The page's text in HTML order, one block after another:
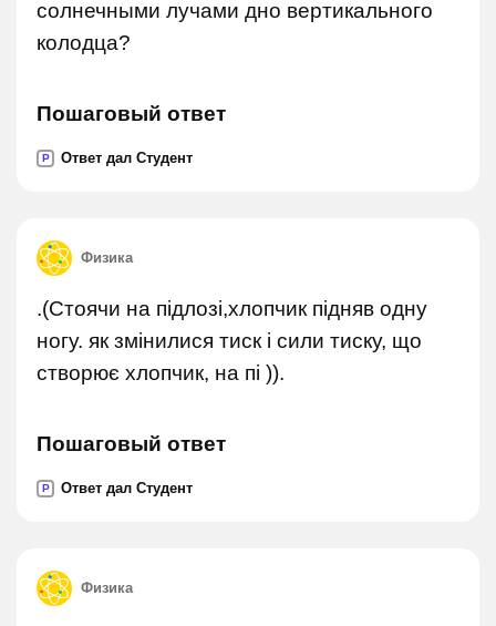
солнечными лучами дно вертикального
колодца?
Пошаговый ответ
P Ответ дал Студент
Физика
.(Стоячи на підлозі,хлопчик підняв одну
ногу. як змінилися тиск і сили тиску, що
створює хлопчик, на пі )).
Пошаговый ответ
P Ответ дал Студент
Физика